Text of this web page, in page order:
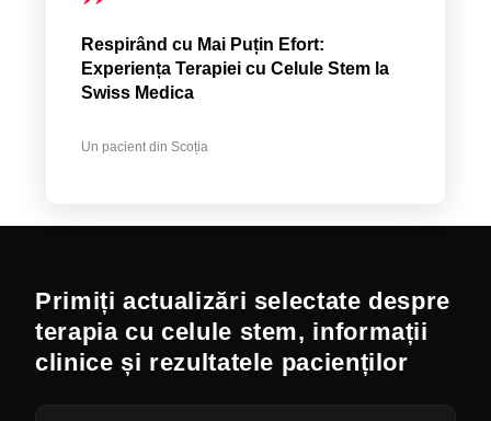
Respirând cu Mai Puțin Efort:
Experiența Terapiei cu Celule Stem la
Swiss Medica
Un pacient din Scoția
Primiți actualizări selectate despre
terapia cu celule stem, informații
clinice și rezultatele pacienților